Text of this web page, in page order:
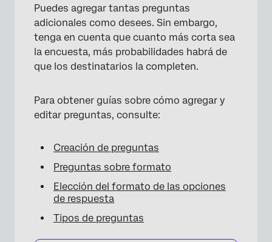
Puedes agregar tantas preguntas
adicionales como desees. Sin embargo,
tenga en cuenta que cuanto más corta sea
la encuesta, más probabilidades habrá de
que los destinatarios la completen.
Para obtener guías sobre cómo agregar y
editar preguntas, consulte:
Creación de preguntas
Preguntas sobre formato
Elección del formato de las opciones
de respuesta
Tipos de preguntas